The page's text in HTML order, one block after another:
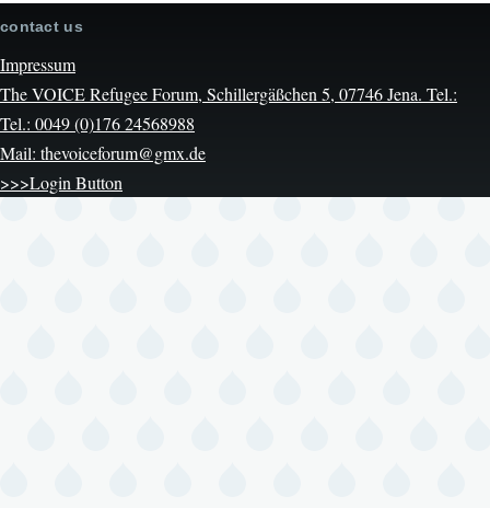
contact us
Impressum
The VOICE Refugee Forum, Schillergäßchen 5, 07746 Jena. Tel.:
Tel.: 0049 (0)176 24568988
Mail: thevoiceforum@gmx.de
>>>Login Button